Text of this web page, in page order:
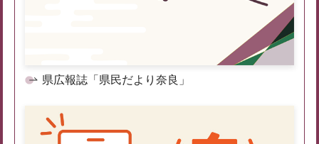
県広報誌「県民だより奈良」